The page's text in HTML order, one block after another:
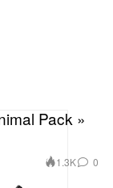
Pack »
1.3K 0